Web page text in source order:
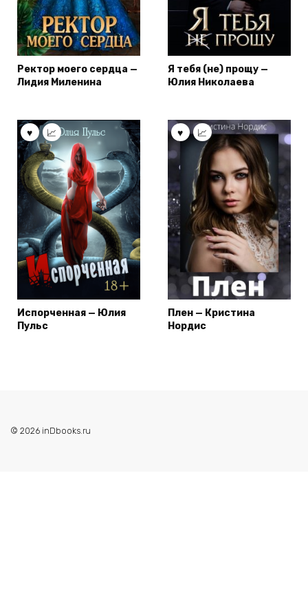
Ректор моего сердца —
Лидия Миленина
Я тебя (не) прощу —
Юлия Николаева
Испорченная — Юлия
Пульс
Плен — Кристина
Нордис
© 2026 inDbooks.ru